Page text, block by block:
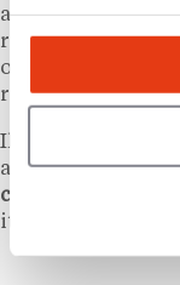
all’interno di
ristorazione
orientati alla
ridefinendo le
Il 2026, per il
anno di
consolidamento
italiano del quick